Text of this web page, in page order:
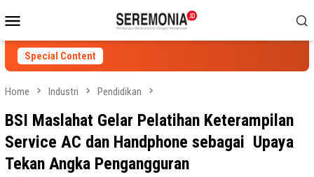
to
contentMenu
Special Content
Home Industri Pendidikan
BSI Maslahat Gelar Pelatihan Keterampilan
Service AC dan Handphone sebagai Upaya
Tekan Angka Pengangguran